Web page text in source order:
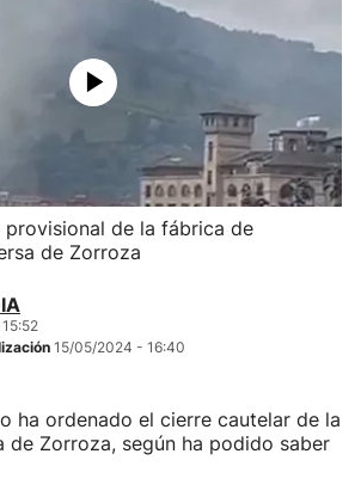
provisional de la fábrica de
de Zorroza
15/05/2024 - 16:40
ha ordenado el cierre cautelar de la
de Zorroza, según ha podido saber